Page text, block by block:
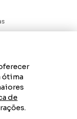
ótima
de